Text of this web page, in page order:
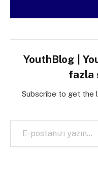
YouthBlog |
fazla
Subscribe to get the
E-postanızı yazın…